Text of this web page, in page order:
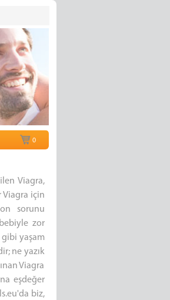
0
Viagra,
Viagra için
sorunu
zor
gibi yaşam
ne yazık
Viagra
eşdeğer
biz,